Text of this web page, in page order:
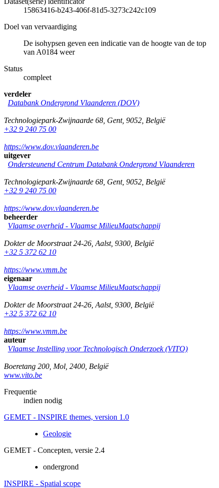
15863416-b243-406f-81d5-3273c242c109
Doel van vervaardiging
De isohypsen geven een indicatie van de hoogte van de top
van A0184 weer
Status
compleet
verdeler
Databank Ondergrond Vlaanderen (DOV)
Technologiepark-Zwijnaarde 68 Gent, 9052 België
+32 9 240 75 00
https://www.dov.vlaanderen.be
uitgever
Ondersteunend Centrum Databank Ondergrond Vlaanderen
Technologiepark-Zwijnaarde 68 Gent, 9052 België
+32 9 240 75 00
https://www.dov.vlaanderen.be
beheerder
Vlaamse overheid - Vlaamse MilieuMaatschappij
Dokter de Moorstraat 24-26 Aalst, 9300 België
+32 5 372 62 10
https://www.vmm.be
eigenaar
Vlaamse overheid - Vlaamse MilieuMaatschappij
Dokter de Moorstraat 24-26 Aalst, 9300 België
+32 5 372 62 10
https://www.vmm.be
auteur
Vlaamse Instelling voor Technologisch Onderzoek (VITO)
Boeretang 200 Mol 2400 België
www.vito.be
Frequentie
indien nodig
GEMET - INSPIRE themes, version 1.0
Geologie
GEMET - Concepten, versie 2.4
ondergrond
INSPIRE - Spatial scope